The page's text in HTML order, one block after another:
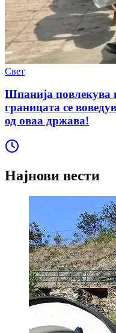
Свет
Шпанија повлекува
границата се
од оваа држава!
Најнови вести